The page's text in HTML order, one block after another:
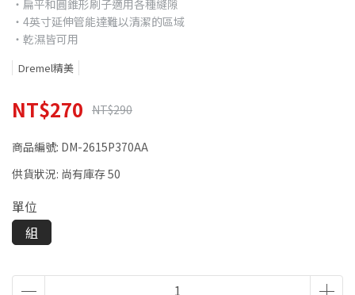
‧扁平和圓錐形刷子適用各種縫隙
‧4英寸延伸管能達難以清潔的區域
‧乾濕皆可用
Dremel精美
NT$270 NT$290
商品編號: DM-2615P370AA
供貨狀況: 尚有庫存 50
單位
組